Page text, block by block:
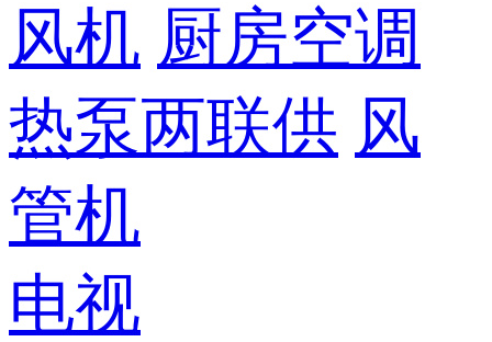
风机 厨房空调
热泵两联供 风
管机
电视